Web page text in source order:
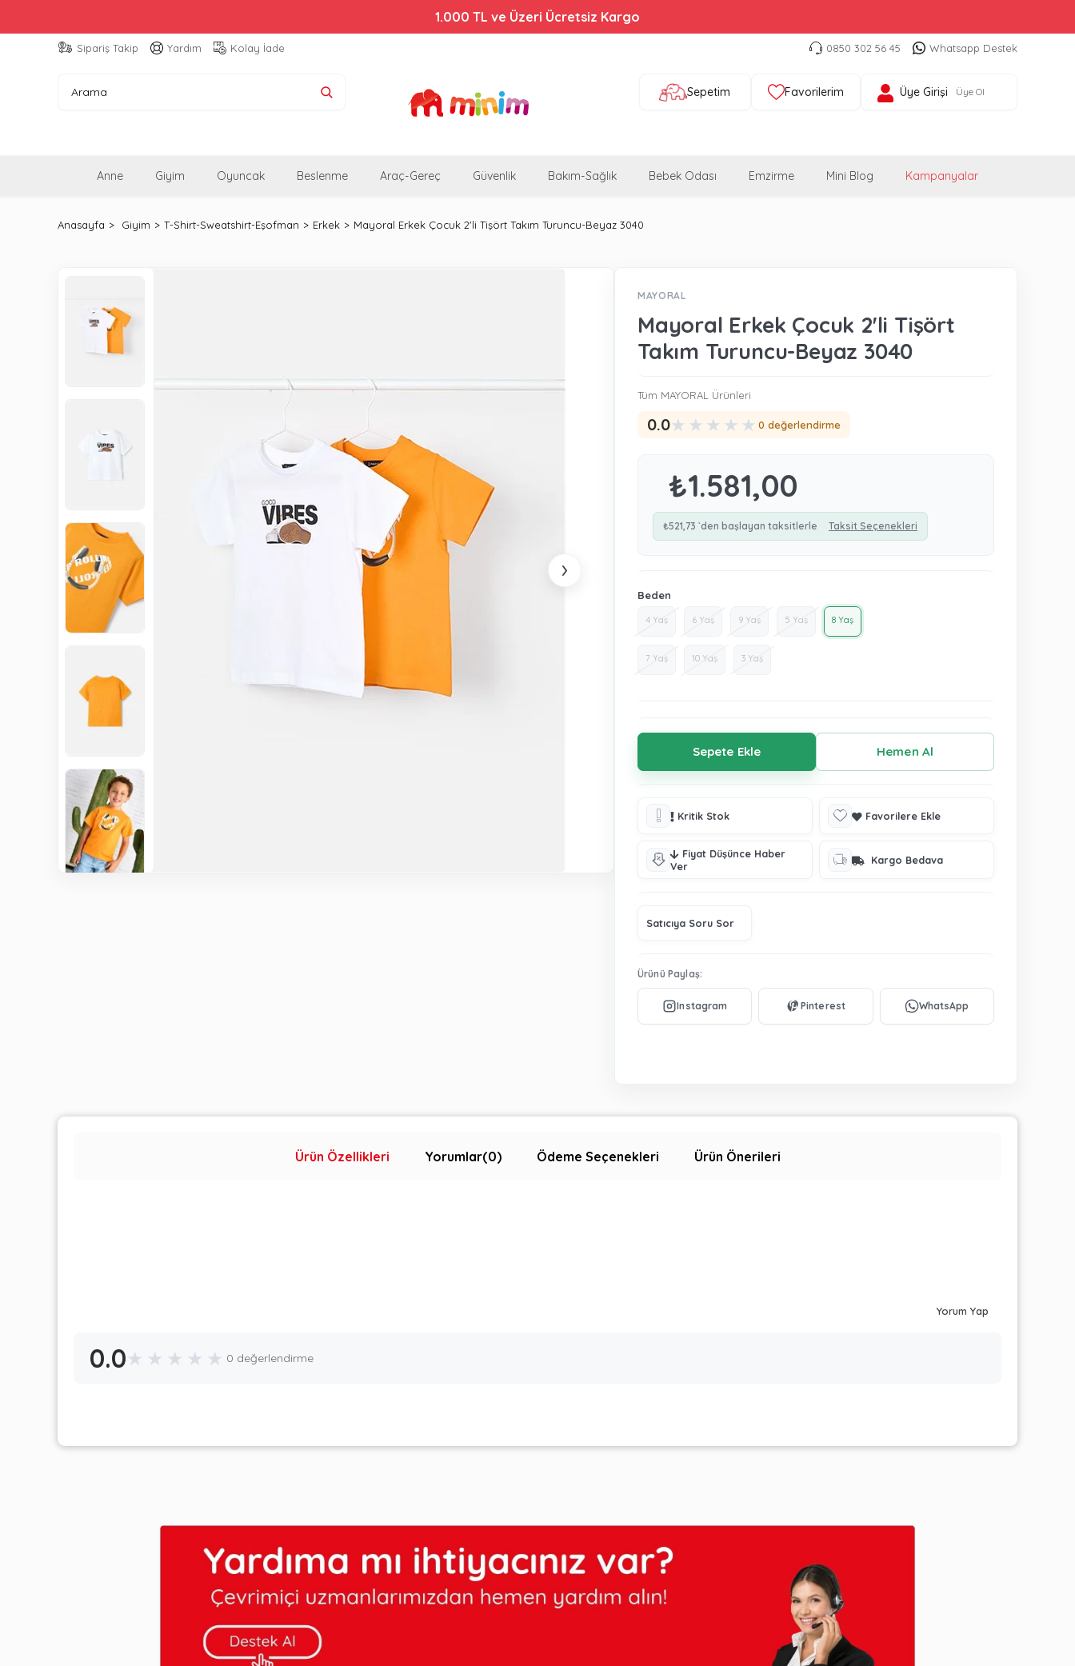
1.000 TL ve Üzeri Ücretsiz Kargo
Sipariş Takip Yardım Kolay İade 0850 302 56 45 Whatsapp Destek
Sepetim Favorilerim Üye Girişi Üye Ol
Anne Giyim Oyuncak Beslenme Araç-Gereç Güvenlik Bakım-Sağlık Bebek Odası Emzirme Mini Blog Kampanyalar
Anasayfa Giyim T-Shirt-Sweatshirt-Eşofman Erkek Mayoral Erkek Çocuk 2'li Tişört Takım Turuncu-Beyaz 3040
›
MAYORAL
Mayoral Erkek Çocuk 2'li Tişört
Takım Turuncu-Beyaz 3040
Tüm MAYORAL Ürünleri
0.0★ ★ ★ ★ ★ 0 değerlendirme
₺1.581,00
₺521,73 `den başlayan taksitlerle Taksit Seçenekleri
Beden
4 Yaş 6 Yaş 9 Yaş 5 Yaş 8 Yaş
7 Yaş 10 Yaş 3 Yaş
Kritik Stok Favorilere Ekle
Fiyat Düşünce Haber
Ver
Kargo Bedava
Satıcıya Soru Sor
Ürünü Paylaş:
Ürün Özellikleri Yorumlar(0) Ödeme Seçenekleri Ürün Önerileri
Yorum Yap
0.0★ ★ ★ ★ ★ 0 değerlendirme